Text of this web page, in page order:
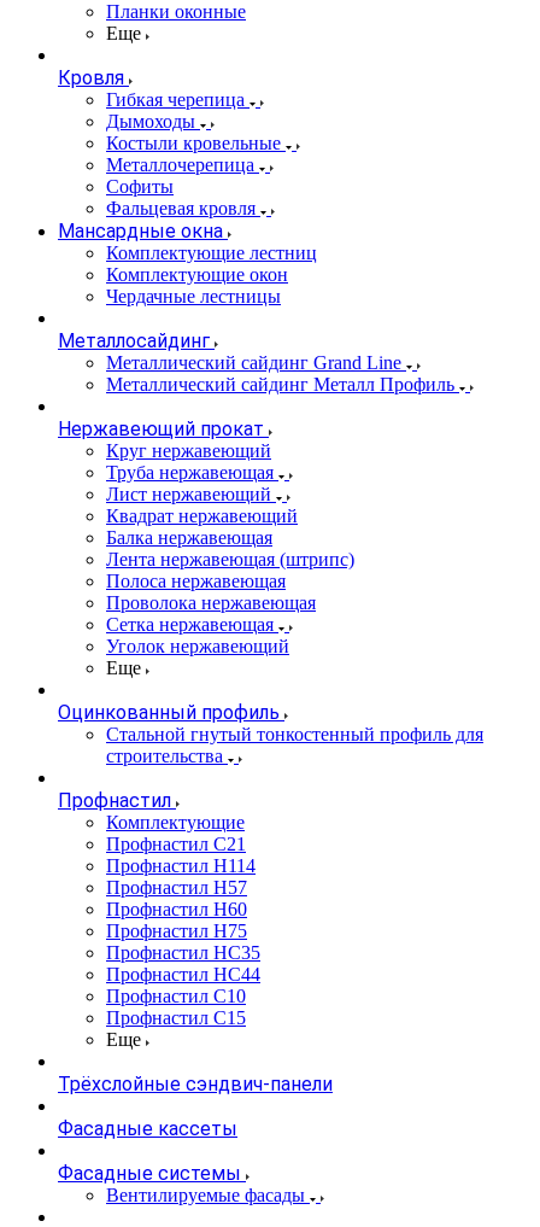
Планки оконные
Еще
Кровля
Гибкая черепица
Дымоходы
Костыли кровельные
Металлочерепица
Софиты
Фальцевая кровля
Мансардные окна
Комплектующие лестниц
Комплектующие окон
Чердачные лестницы
Металлосайдинг
Металлический сайдинг Grand Line
Металлический сайдинг Металл Профиль
Нержавеющий прокат
Круг нержавеющий
Труба нержавеющая
Лист нержавеющий
Квадрат нержавеющий
Балка нержавеющая
Лента нержавеющая (штрипс)
Полоса нержавеющая
Проволока нержавеющая
Сетка нержавеющая
Уголок нержавеющий
Еще
Оцинкованный профиль
Стальной гнутый тонкостенный профиль для
строительства
Профнастил
Комплектующие
Профнастил C21
Профнастил Н114
Профнастил Н57
Профнастил Н60
Профнастил Н75
Профнастил НС35
Профнастил НС44
Профнастил С10
Профнастил С15
Еще
Трёхслойные сэндвич-панели
Фасадные кассеты
Фасадные системы
Вентилируемые фасады